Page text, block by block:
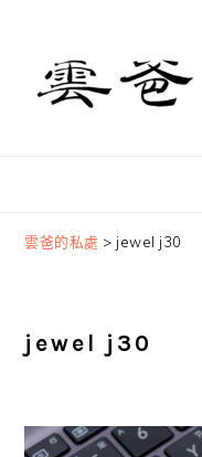
primary
navigation
content
primary
sidebar
雲爸的私處 > jewel j30
jewel j30